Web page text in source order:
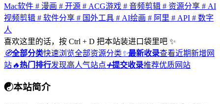
Mac软件 # 漫画 # 开源 # ACG游戏 # 音频剪辑 # 资源分享 # AI
视频剪辑 # 软件分享 # 国外工具 # AI绘画 # 阿里 # API # 数字
人
喜欢这里的话，按 Ctrl + D 把本站装进口袋里吧 ✨
🧭全部分类快速浏览全部资源分类✨最新收录查看近期新增网
站🔥热门排行发现高人气站点➕提交收录推荐优质网站
☯本站简介